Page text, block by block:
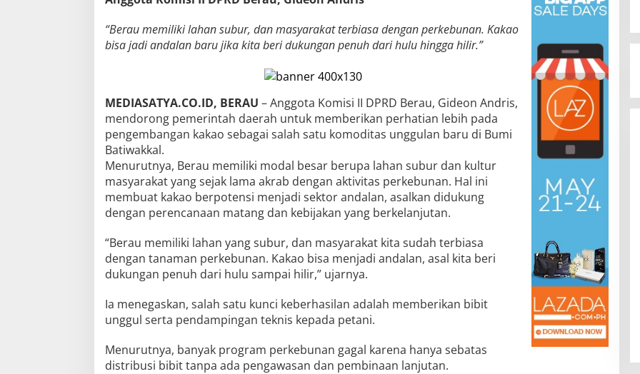
“Berau memiliki lahan subur, dan masyarakat terbiasa dengan perkebunan. Kakao
bisa jadi andalan baru jika kita beri dukungan penuh dari hulu hingga hilir.”
MEDIASATYA.CO.ID, BERAU – Anggota Komisi II DPRD Berau, Gideon Andris,
mendorong pemerintah daerah untuk memberikan perhatian lebih pada
pengembangan kakao sebagai salah satu komoditas unggulan baru di Bumi
Batiwakkal.
Menurutnya, Berau memiliki modal besar berupa lahan subur dan kultur
masyarakat yang sejak lama akrab dengan aktivitas perkebunan. Hal ini
membuat kakao berpotensi menjadi sektor andalan, asalkan didukung
dengan perencanaan matang dan kebijakan yang berkelanjutan.
“Berau memiliki lahan yang subur, dan masyarakat kita sudah terbiasa
dengan tanaman perkebunan. Kakao bisa menjadi andalan, asal kita beri
dukungan penuh dari hulu sampai hilir,” ujarnya.
Ia menegaskan, salah satu kunci keberhasilan adalah memberikan bibit
unggul serta pendampingan teknis kepada petani.
Menurutnya, banyak program perkebunan gagal karena hanya sebatas
distribusi bibit tanpa ada pengawasan dan pembinaan lanjutan.